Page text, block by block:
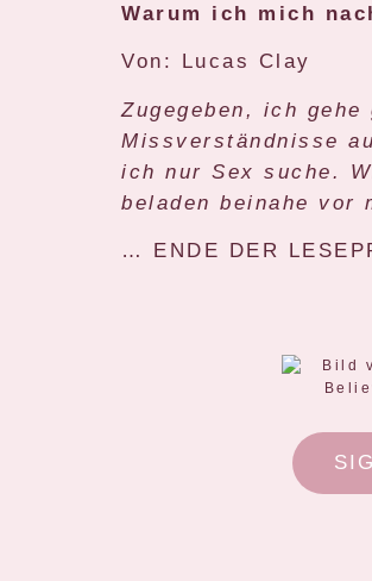
Warum ich mich
Von: Lucas Clay
Zugegeben, ich
Missverständnisse
ich nur Sex suche.
beladen beinahe vor
… ENDE DER